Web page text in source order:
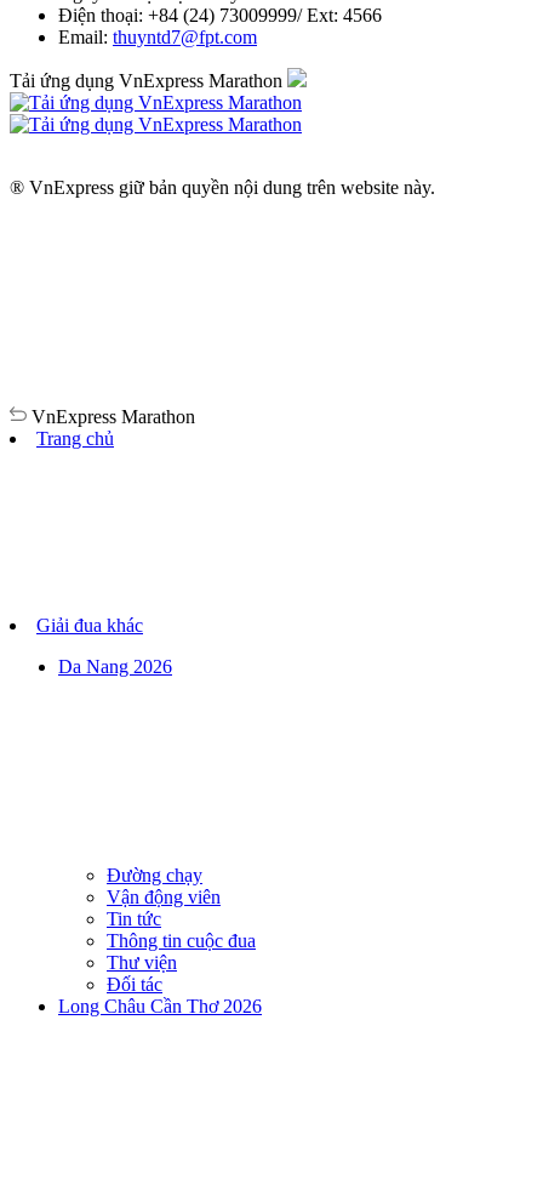
Điện thoại: +84 (24) 73009999/ Ext: 4566
Email: thuyntd7@fpt.com
Tải ứng dụng VnExpress Marathon
® VnExpress giữ bản quyền nội dung trên website này.
VnExpress Marathon
Trang chủ
Giải đua khác
Da Nang 2026
Đường chạy
Vận động viên
Tin tức
Thông tin cuộc đua
Thư viện
Đối tác
Long Châu Cần Thơ 2026